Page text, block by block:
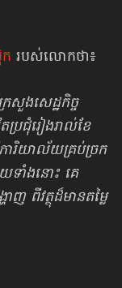
របស់លោកថា៖
រសួងសេដ្ឋកិច្ច
ប្រជុំរៀងរាល់ខែ
ារិយាល័យគ្រប់ច្រក
ទាំងនោះ គេ
ពីវត្ថុដ៏មានតម្លៃ